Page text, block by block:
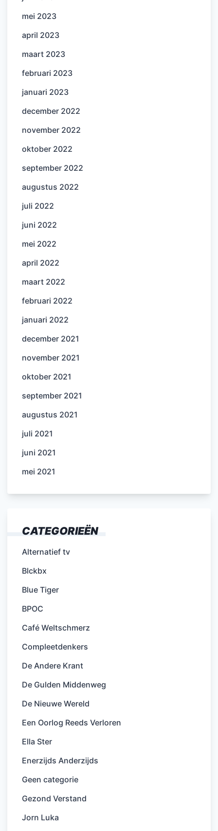
mei 2023
april 2023
maart 2023
februari 2023
januari 2023
december 2022
november 2022
oktober 2022
september 2022
augustus 2022
juli 2022
juni 2022
mei 2022
april 2022
maart 2022
februari 2022
januari 2022
december 2021
november 2021
oktober 2021
september 2021
augustus 2021
juli 2021
juni 2021
mei 2021
CATEGORIEËN
Alternatief tv
Blckbx
Blue Tiger
BPOC
Café Weltschmerz
Compleetdenkers
De Andere Krant
De Gulden Middenweg
De Nieuwe Wereld
Een Oorlog Reeds Verloren
Ella Ster
Enerzijds Anderzijds
Geen categorie
Gezond Verstand
Jorn Luka